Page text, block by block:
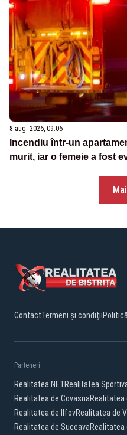
8 aug. 2026, 09:06
Incendiu într-un
murit, iar o femeie a fost
ContactTermeni și condiții
Parteneri:
Realitatea.NETRealitatea
Realitatea de CovasnaRealitatea
Realitatea de IlfovRealitatea de
Realitatea de SuceavaRealitatea